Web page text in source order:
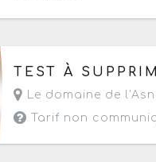
Le samedi 23
TEST À
Le domaine de
Tarif non